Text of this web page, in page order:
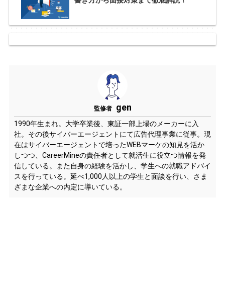
監修者 gen
1990年生まれ。大学卒業後、東証一部上場のメーカーに入
社。その後サイバーエージェントにて広告代理事業に従事。現
在はサイバーエージェントで培ったWEBマーケの知見を活か
しつつ、CareerMineの責任者として就活生に役立つ情報を発
信している。また自身の経験を活かし、学生への就職アドバイ
スを行っている。延べ1,000人以上の学生と面談を行い、さま
ざまな企業への内定に導いている。